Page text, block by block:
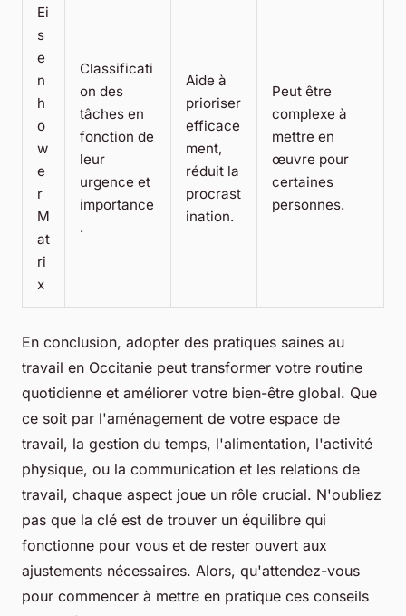
Ei
s
e
n
h
o
w
e
r
M
at
ri
x
Classificati
on des
tâches en
fonction de
leur
urgence et
importance
.
Aide à
prioriser
efficace
ment,
réduit la
procrast
ination.
Peut être
complexe à
mettre en
œuvre pour
certaines
personnes.
En conclusion, adopter des pratiques saines au
travail en Occitanie peut transformer votre routine
quotidienne et améliorer votre bien-être global. Que
ce soit par l'aménagement de votre espace de
travail, la gestion du temps, l'alimentation, l'activité
physique, ou la communication et les relations de
travail, chaque aspect joue un rôle crucial. N'oubliez
pas que la clé est de trouver un équilibre qui
fonctionne pour vous et de rester ouvert aux
ajustements nécessaires. Alors, qu'attendez-vous
pour commencer à mettre en pratique ces conseils